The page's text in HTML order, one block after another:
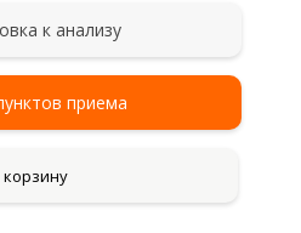
к анализу
приема
корзину